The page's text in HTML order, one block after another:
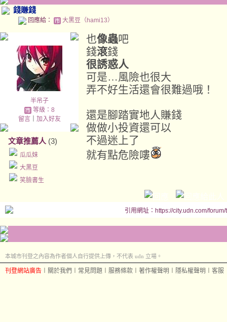
錢賺錢
回應給： 大黑豆（hami13）
半吊子
等級：8
留言｜ 加入好友
文章推薦人 (3)
瓜瓜妹
大黑豆
笑臉書生
也像蟲吧
錢滾錢
很誘惑人
可是…風險也很大
弄不好生活還會很難過哦！
還是腳踏實地人賺錢
做做小投資還可以
不過迷上了
就有點危險嘍
引用網址：https://city.udn.com/
本城市刊登之內容為作者個人自行提供上傳，不代表 udn 立場。
刊登網站廣告 關於我們 常見問題 服務條款 著作權聲明 隱私權聲明 客服